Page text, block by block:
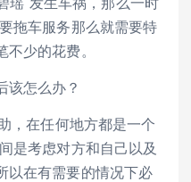
拖车服务那么就需要特
少的花费。
该怎么办？
，在任何地方都是一个
是考虑对方和自己以及
以在有需要的情况下必